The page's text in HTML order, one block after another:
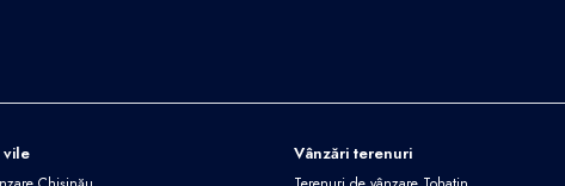
vile Vânzări terenuri